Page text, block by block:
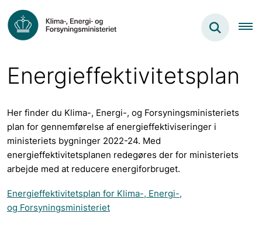
Energieffektivitetsplan
Her finder du Klima-, Energi-, og Forsyningsministeriets
plan for gennemførelse af energieffektiviseringer i
ministeriets bygninger 2022-24. Med
energieffektivitetsplanen redegøres der for ministeriets
arbejde med at reducere energiforbruget.
Energieffektivitetsplan for Klima-, Energi-,
og Forsyningsministeriet